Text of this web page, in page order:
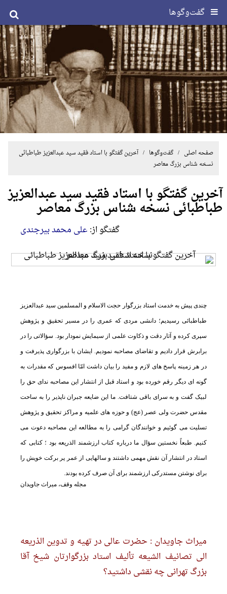
گفت‌وگوها
صفحه اصلی /گفت‌وگوها / آخرین گفتگو با استاد فقید سید عبدالعزیز طباطبائی
نسخه شناس بزرگ معاصر
آخرین گفتگو با استاد فقید سید عبدالعزیز
طباطبائی نسخه شناس بزرگ معاصر
گفتگو از: علی محمد بیرجندی
چندى پیش به خدمت استاد بزرگوار حجت الاسلام و المسلمین سید عبدالعزیز
طباطبائى رسیدیم؛ دانشى مردى که عمرى را در مسیر تحقیق و پژوهش
سپرى کرده و آثار دقت و ذکاوت علمى از سیمایش نمودار بود. سؤالاتى را در
برابرش قرار دادیم و تقاضاى مصاحبه نمودیم. ایشان با بزرگوارى پذیرفت و
در هر زمینه پاسخ هاى لازم و مفید را بیان داشت امّا افسوس که مقدرات به
گونه اى دیگر رقم خورده بود و استاد قبل از انتشار این مصاحبه نداى حق را
لبیک گفت و به سراى باقى شتافت. ما این ضایعه جبران ناپذیر را به ساحت
مقدس حضرت ولى عصر (عج) و حوزه هاى علمیه و مراکز تحقیق و پژوهش
تسلیت مى گوئیم و خوانندگان گرامى را به مطالعه این مصاحبه دعوت مى
کنیم. طبعاً نخستین سؤال ما درباره کتاب ارزشمند الذریعه بود ؛ کتابى که
استاد در انتشار آن نقش مهمى داشتند و سالهایى از عمر پر برکت خویش را
براى نوشتن مستدرکى ارزشمند براى آن صرف کرده بودند.
مجله وقف، میراث جاویدان
میراث جاویدان : حضرت عالى در تهیه و تدوین الذریعه
الى تصانیف الشیعه تألیف استاد بزرگوارتان شیخ آقا
بزرگ تهرانى چه نقشى داشتید؟